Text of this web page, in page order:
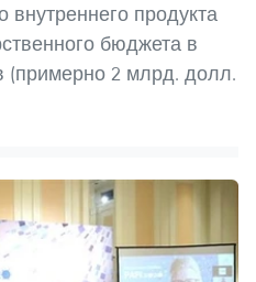
внутреннего продукта
бюджета в
(примерно 2 млрд. долл.